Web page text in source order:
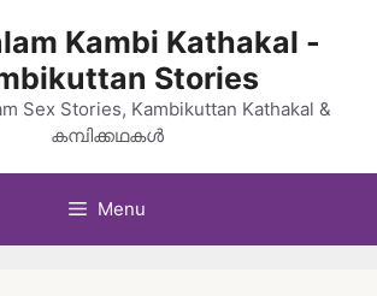
Kambi Kathakal -
Stories
Sex Stories, Kambikuttan Kathakal &
കമ്പിക്കഥകൾ
Menu